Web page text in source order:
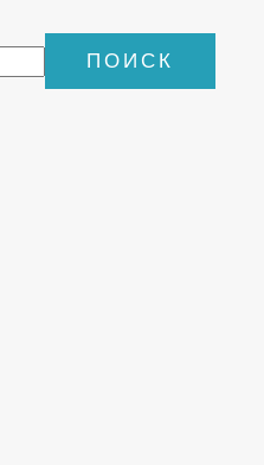
ПОИСК